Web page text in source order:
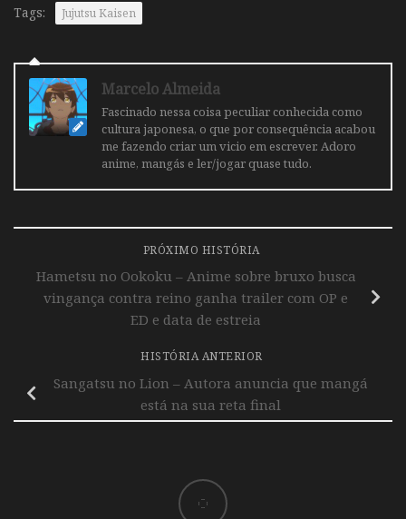
Tags: Jujutsu Kaisen
Marcelo Almeida
Fascinado nessa coisa peculiar conhecida como
cultura japonesa, o que por consequência acabou
me fazendo criar um vicio em escrever. Adoro
anime, mangás e ler/jogar quase tudo.
PRÓXIMO HISTÓRIA
Hametsu no Ookoku – Anime sobre bruxo busca
vingança contra reino ganha trailer com OP e
ED e data de estreia
HISTÓRIA ANTERIOR
Sangatsu no Lion – Autora anuncia que mangá
está na sua reta final